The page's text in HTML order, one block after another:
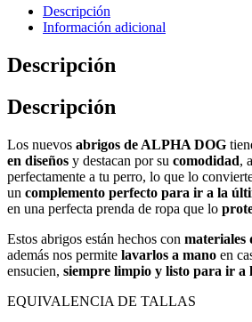
Descripción
Información adicional
Descripción
Descripción
Los nuevos abrigos de ALPHA DOG
en diseños y destacan por su comodidad,
perfectamente a tu perro, lo que lo
un complemento perfecto para ir a la
en una perfecta prenda de ropa que lo
Estos abrigos están hechos con materiales
además nos permite lavarlos a mano en
ensucien, siempre limpio y listo para ir a
EQUIVALENCIA DE TALLAS